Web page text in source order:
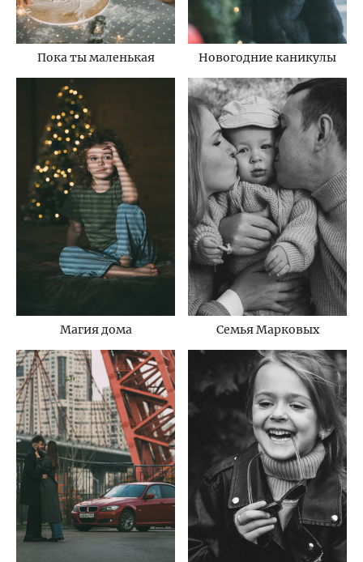
Пока ты маленькая Новогодние каникулы
Магия дома Семья Марковых